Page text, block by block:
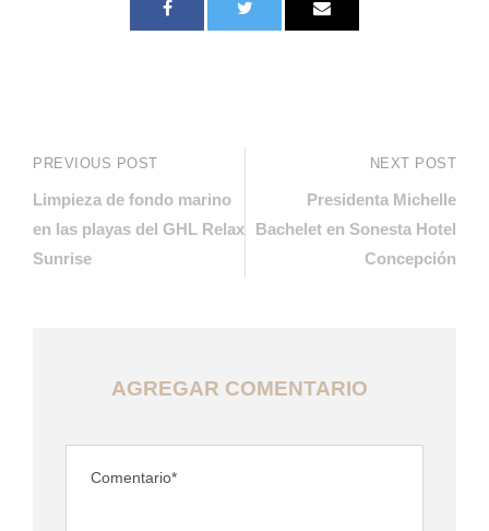
PREVIOUS POST
Limpieza de fondo marino
en las playas del GHL Relax
Sunrise
NEXT POST
Presidenta Michelle
Bachelet en Sonesta Hotel
Concepción
AGREGAR COMENTARIO